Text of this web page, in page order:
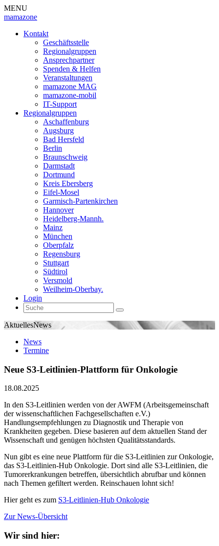
MENU
mamazone
Kontakt
Geschäftsstelle
Regionalgruppen
Ansprechpartner
Spenden & Helfen
Veranstaltungen
mamazone MAG
mamazone-mobil
IT-Support
Regionalgruppen
Aschaffenburg
Augsburg
Bad Hersfeld
Berlin
Braunschweig
Darmstadt
Dortmund
Kreis Ebersberg
Eifel-Mosel
Garmisch-Partenkirchen
Hannover
Heidelberg-Mannh.
Mainz
München
Oberpfalz
Regensburg
Stuttgart
Südtirol
Versmold
Weilheim-Oberbay.
Login
AktuellesNews
News
Termine
Neue S3-Leitlinien-Plattform für Onkologie
18.08.2025
In den S3-Leitlinien werden von der AWFM (Arbeitsgemeinschaft
der wissenschaftlichen Fachgesellschaften e.V.)
Handlungsempfehlungen zu Diagnostik und Therapie von
Krankheiten gegeben. Diese basieren auf dem aktuellen Stand der
Wissenschaft und genügen höchsten Qualitätsstandards.
Nun gibt es eine neue Plattform für die S3-Leitlinien zur Onkologie,
das S3-Leitlinien-Hub Onkologie. Dort sind alle S3-Leitlinien, die
Tumorerkrankungen betreffen, übersichtlich abrufbar und können
nach Themen gefiltert werden. Reinschauen lohnt sich!
Hier geht es zum S3-Leitlinien-Hub Onkologie
Zur News-Übersicht
Wir sind hier: